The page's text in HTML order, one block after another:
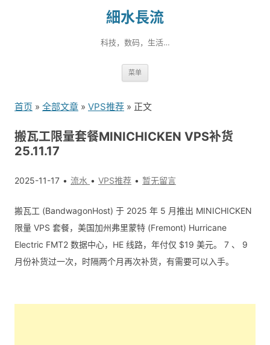
細水長流
科技，数码，生活…
菜单
到
容
首页 » 全部文章 » VPS推荐 » 正文
搬瓦工限量套餐MINICHICKEN VPS补货
25.11.17
2025-11-17 流水 VPS推荐 暂无留言
搬瓦工 (BandwagonHost) 于 2025 年 5 月推出 MINICHICKEN
限量 VPS 套餐，美国加州弗里蒙特 (Fremont) Hurricane
Electric FMT2 数据中心，HE 线路，年付仅 $19 美元。 7 、 9
月份补货过一次，时隔两个月再次补货，有需要可以入手。